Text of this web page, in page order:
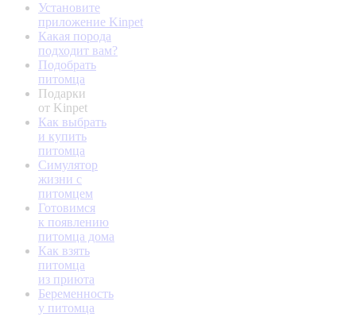
Установите
приложение Kinpet
Какая порода
подходит вам?
Подобрать
питомца
Подарки
от Kinpet
Как выбрать
и купить
питомца
Симулятор
жизни с
питомцем
Готовимся
к появлению
питомца дома
Как взять
питомца
из приюта
Беременность
у питомца